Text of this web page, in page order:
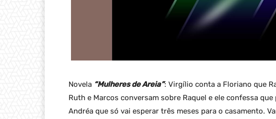
Novela “Mulheres de Areia”: Virgílio conta a Floriano que
Ruth e Marcos conversam sobre Raquel e ele confessa
Andréa que só vai esperar três meses para o casamento.